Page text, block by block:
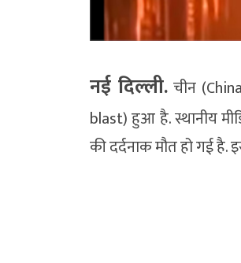
नई दिल्ली. चीन
blast) हुआ है. स्थानीय
की दर्दनाक मौत हो गई